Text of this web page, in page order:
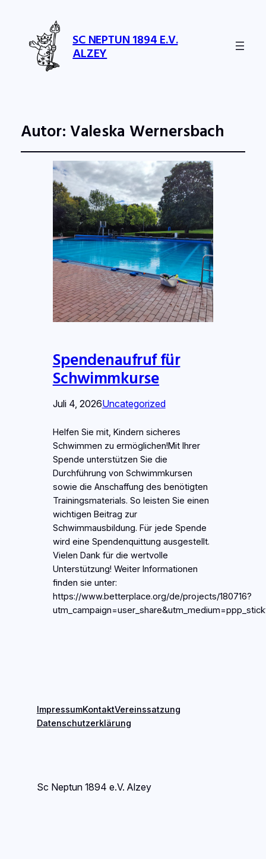
SC NEPTUN 1894 E.V.
ALZEY
Autor: Valeska Wernersbach
Spendenaufruf für
Schwimmkurse
Juli 4, 2026Uncategorized
Helfen Sie mit, Kindern sicheres
Schwimmen zu ermöglichen!Mit Ihrer
Spende unterstützen Sie die
Durchführung von Schwimmkursen
sowie die Anschaffung des benötigten
Trainingsmaterials. So leisten Sie einen
wichtigen Beitrag zur
Schwimmausbildung. Für jede Spende
wird eine Spendenquittung ausgestellt.
Vielen Dank für die wertvolle
Unterstützung! Weiter Informationen
finden sie unter:
https://www.betterplace.org/de/projects/180716?
ImpressumKontaktVereinssatzung
Datenschutzerklärung
Sc Neptun 1894 e.V. Alzey